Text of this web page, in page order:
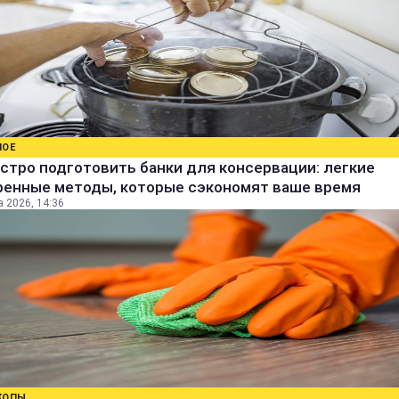
подготовить банки для консервации: легкие
методы, которые сэкономят ваше время
2026, 14:36